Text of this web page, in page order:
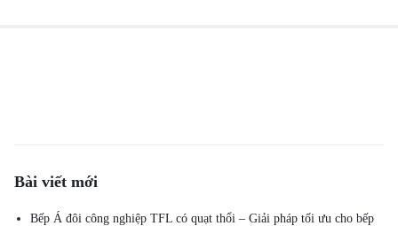
Bài viết mới
Bếp Á đôi công nghiệp TFL có quạt thổi – Giải pháp tối ưu cho bếp